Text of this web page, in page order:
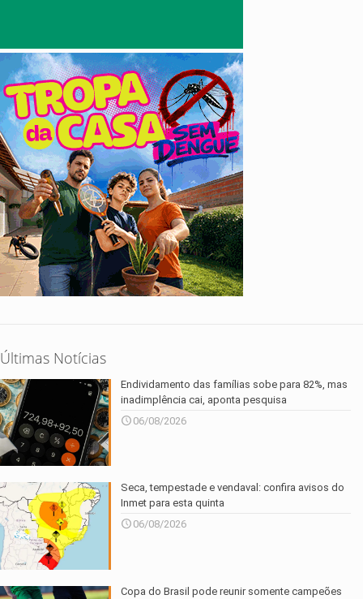
Últimas Notícias
Endividamento das famílias sobe para 82%, mas
inadimplência cai, aponta pesquisa
06/08/2026
Seca, tempestade e vendaval: confira avisos do
Inmet para esta quinta
06/08/2026
Copa do Brasil pode reunir somente campeões